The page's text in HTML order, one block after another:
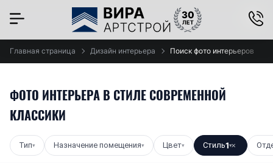
Главная страница Дизайн интерьера Поиск фото интерьеров
ФОТО ИНТЕРЬЕРА В СТИЛЕ СОВРЕМЕННОЙ
КЛАССИКИ
Тип▾ Назначение помещения▾ Цвет▾ Стиль1▾✕
×